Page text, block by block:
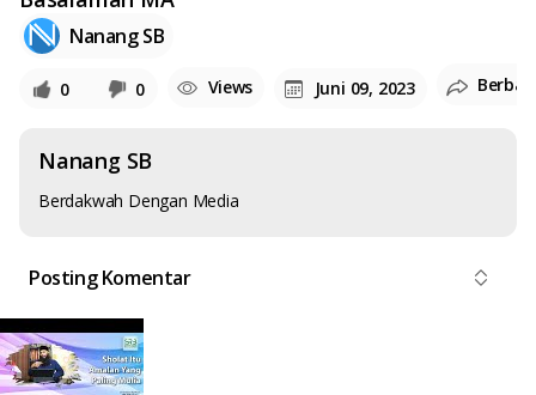
Nanang SB
0 0 Views Juni 09, 2023
Nanang SB
Berdakwah Dengan Media
Posting Komentar